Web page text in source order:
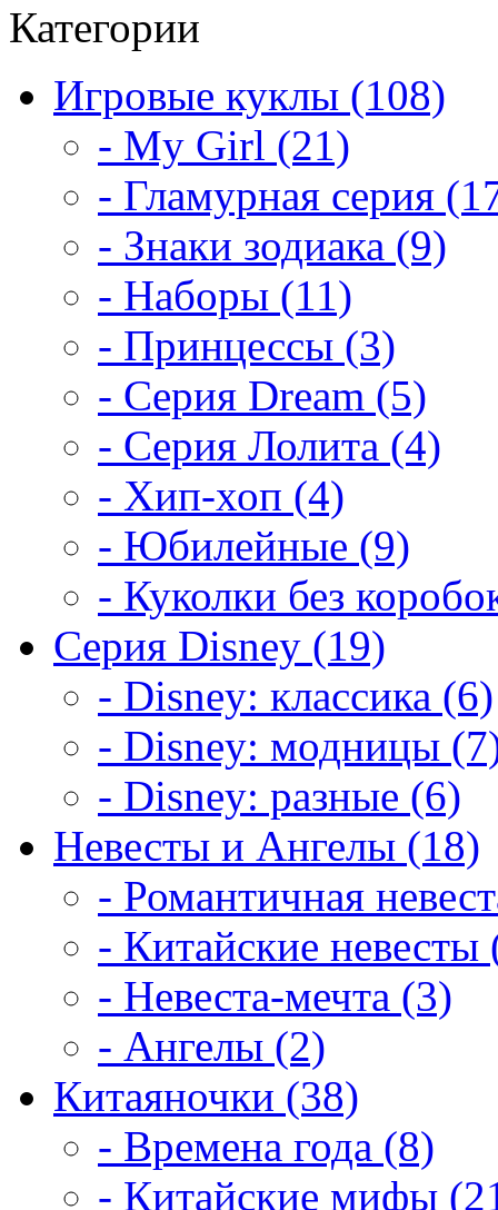
Категории
Игровые куклы (108)
- My Girl (21)
- Гламурная серия
- Знаки зодиака (9)
- Наборы (11)
- Принцессы (3)
- Серия Dream (5)
- Серия Лолита (4)
- Хип-хоп (4)
- Юбилейные (9)
- Куколки без
Серия Disney (19)
- Disney: классика (6)
- Disney: модницы
- Disney: разные (6)
Невесты и Ангелы (18)
- Романтичная
- Китайские невесты
- Невеста-мечта (3)
- Ангелы (2)
Китаяночки (38)
- Времена года (8)
- Китайские мифы